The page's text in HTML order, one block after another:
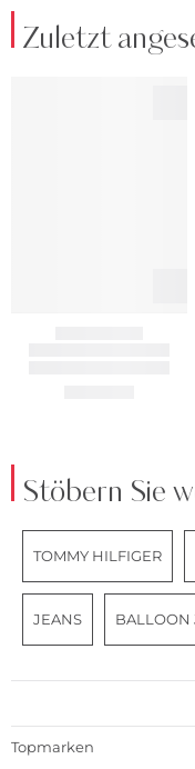
Zuletzt
Stöbern Sie
TOMMY HILFIGER
JEANS BALLOON
Topmarken